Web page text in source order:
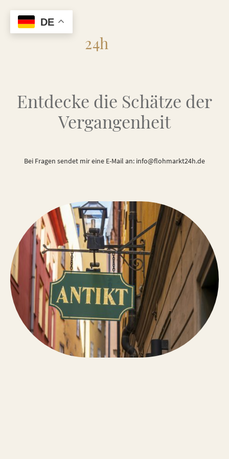
24h
Entdecke die Schätze der
Vergangenheit
Bei Fragen sendet mir eine E-Mail an: info@flohmarkt24h.de
DE